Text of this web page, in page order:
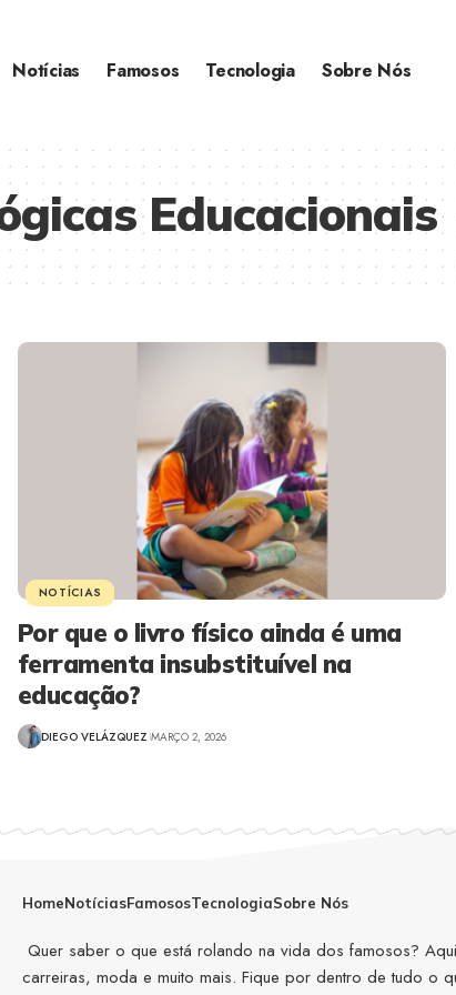
Notícias Famosos Tecnologia Sobre Nós
Educacionais
NOTÍCIAS
Por que o livro físico ainda é uma
ferramenta insubstituível na
educação?
DIEGO VELÁZQUEZ MARÇO 2, 2026
HomeNotíciasFamososTecnologiaSobre Nós
Quer saber o que está rolando na vida dos famosos?
carreiras, moda e muito mais. Fique por dentro de tudo o